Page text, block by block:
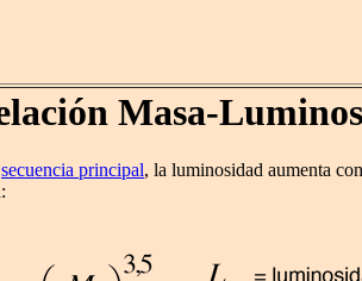
Masa-
secuencia principal, la luminosidad aumenta